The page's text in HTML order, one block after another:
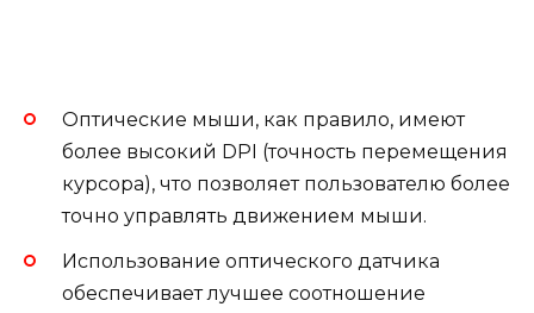
Оптические мыши, как правило, имеют
более высокий DPI (точность перемещения
курсора), что позволяет пользователю более
точно управлять движением мыши.
Использование оптического датчика
обеспечивает лучшее соотношение